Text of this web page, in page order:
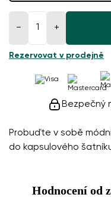
Probuďte v sobě
do kapsulového
− +
Rezervovat v prodejně
Bezpečný
Hodnocení od